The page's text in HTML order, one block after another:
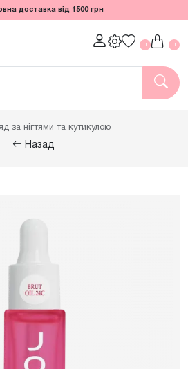
доставка від 1500 грн
0 0
за нігтями та кутикулою
Назад